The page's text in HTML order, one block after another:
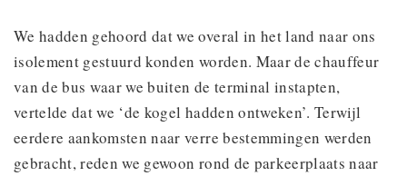
We hadden gehoord dat we overal in het land naar ons
isolement gestuurd konden worden. Maar de chauffeur
van de bus waar we buiten de terminal instapten,
vertelde dat we ‘de kogel hadden ontweken’. Terwijl
eerdere aankomsten naar verre bestemmingen werden
gebracht, reden we gewoon rond de parkeerplaats naar